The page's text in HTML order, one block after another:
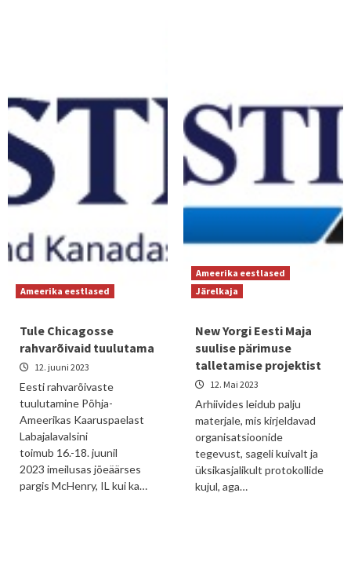
Ameerika eestlased
Tule Chicagosse
rahvarõivaid tuulutama
12. juuni 2023
Eesti rahvarõivaste
tuulutamine Põhja-
Ameerikas Kaaruspaelast
Labajalavalsini
toimub 16.-18. juunil
2023 imeilusas jõeäärses
pargis McHenry, IL kui ka…
Ameerika eestlased
Järelkaja
New Yorgi Eesti Maja
suulise pärimuse
talletamise projektist
12. Mai 2023
Arhiivides leidub palju
materjale, mis kirjeldavad
organisatsioonide
tegevust, sageli kuivalt ja
üksikasjalikult protokollide
kujul, aga…